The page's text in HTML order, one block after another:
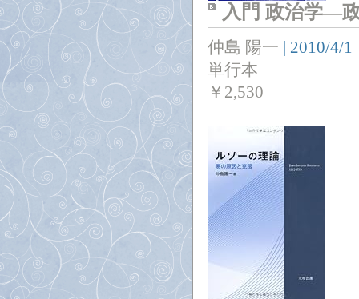
入門 政治学―
仲島 陽一 | 2010/4/1
単行本
￥ 2,530